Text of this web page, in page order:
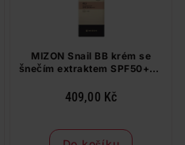
MIZON Snail BB krém se
šnečím extraktem SPF50+++
409,00 Kč